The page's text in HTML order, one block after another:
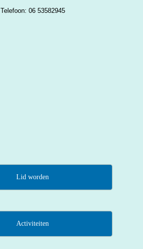
Telefoon: 06 53582945
Lid worden
Activiteiten